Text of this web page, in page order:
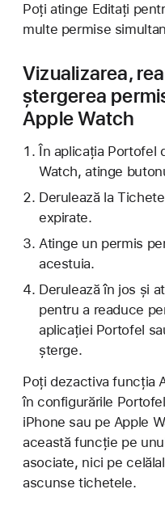
Poți atinge Editați
multe permise
Vizualizarea,
ștergerea
Apple Watch
În aplicația Portofel
Watch, atinge
Derulează la
expirate.
Atinge un permis
acestuia.
Derulează în jos și
pentru a readuce
aplicației Portofel
șterge.
Poți dezactiva funcția
în configurările
iPhone sau pe Apple
această funcție pe
asociate, nici pe
ascunse tichetele.